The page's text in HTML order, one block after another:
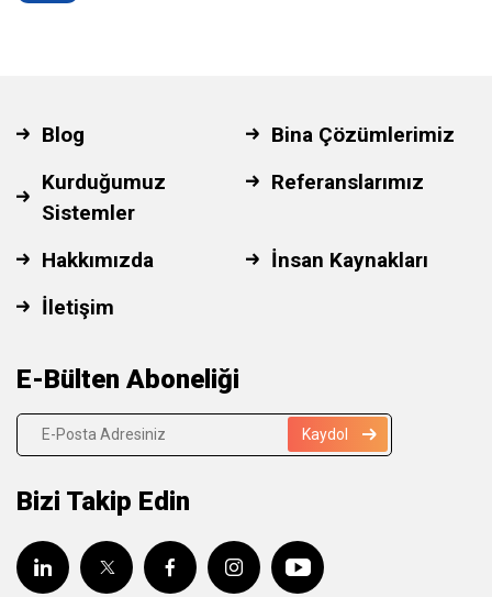
Blog
Bina Çözümlerimiz
Kurduğumuz
Sistemler
Referanslarımız
Hakkımızda
İnsan Kaynakları
İletişim
E-Bülten Aboneliği
Kaydol
Bizi Takip Edin